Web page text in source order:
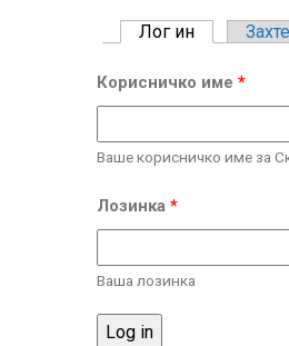
Примарy
Лог ин (ацтиве
Корисничко име *
Ваше корисничко име за
Лозинка *
Ваша лозинка